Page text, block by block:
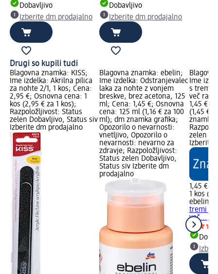
Dobavljivo
Izberite dm prodajalno
Dobavljivo
Izberite dm prodajalno
Drugi so kupili tudi
Blagovna znamka: KISS;
Ime izdelka: Akrilna pilica
za nohte 2/1, 1 kos; Cena:
2,95 €; Osnovna cena: 1
kos (2,95 € za 1 kos);
Razpoložljivost: Status
zelen Dobavljivo, Status siv
Izberite dm prodajalno
Blagovna znamka: ebelin;
Ime izdelka: Odstranjevalec
laka za nohte z vonjem
breskve, brez acetona, 125
ml; Cena: 1,45 €; Osnovna
cena: 125 ml (1,16 € za 100
ml); dm znamka grafika;
Opozorilo o nevarnosti:
vnetljivo, Opozorilo o
nevarnosti: nevarno za
zdravje; Razpoložljivost:
Status zelen Dobavljivo,
Status siv Izberite dm
prodajalno
Ime
s tremi
več
1,45 €;
(1,45 €
znamka
zelen
Izberite
1,45 €
1 kos
ebelin
tremi
več..., 1